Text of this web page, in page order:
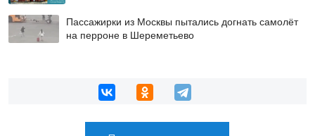
Пассажирки из Москвы пытались догнать самолёт
на перроне в Шереметьево